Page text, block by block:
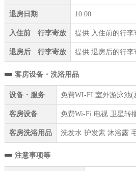
退房日期 10:00
入住前 行李寄放 提供 入住前的行李
退房后 行李寄放 提供 退房后的行李
客房设备・洗浴用品
设备・服务 免費WI-FI 室外游泳池(
客房设备 免费Wi-Fi 电视 卫星转
客房洗浴用品 洗发水 护发素 沐浴露
注意事项等